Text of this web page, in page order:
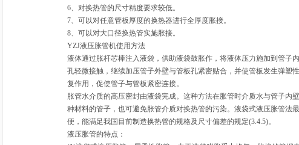
6、对换热管的尺寸精度要求较低。
7、可以对任意管板厚度的换热器进行全厚度胀接。
8、可以对大口径换热管实施胀接。
YZJ液压胀管机使用方法
液体通过胀杆芯棒注入液袋，供助液袋鼓胀作，将液体压力施加到管子
孔轻微接触，继续加压管子外壁与管板孔紧密贴合，并使管板发生弹塑
复作用，促使管子与管板紧密连接。
胀管水介质的高压密封由液袋完成。这种方法在胀管时介质水与管子内
种材料的管子，也可避免胀管介质对换热管的污染。液袋式液压胀管法
便，能满足我国目前制造换热管的规格及尺寸偏差的规定(3.4.5)。
液压胀管的特点：